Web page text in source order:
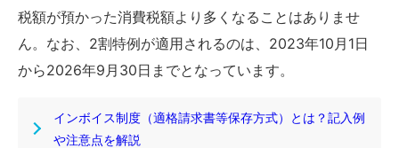
税額が預かった消費税額より多くなることはありませ
ん。なお、2割特例が適用されるのは、2023年10月1日
から2026年9月30日までとなっています。
インボイス制度（適格請求書等保存方式）とは？記入例
や注意点を解説